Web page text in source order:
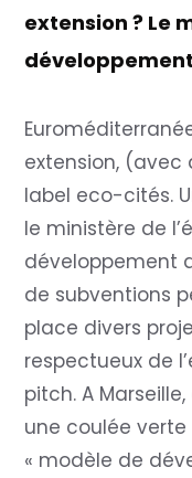
extension ? Le
extension, (avec
label eco-cités.
le ministère de
développement
de subventions
place divers
respectueux de
pitch. A
une coulée
« modèle de